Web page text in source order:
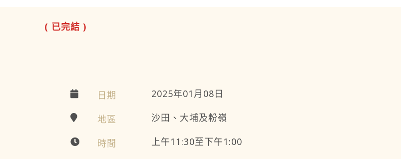
( 已完結 )
日期 2025年01月08日
地區 沙田、大埔及粉嶺
時間 上午11:30至下午1:00